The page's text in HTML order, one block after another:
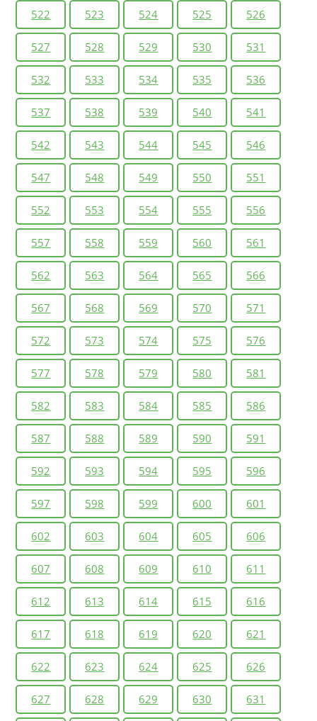
522 523 524 525 526
527 528 529 530 531
532 533 534 535 536
537 538 539 540 541
542 543 544 545 546
547 548 549 550 551
552 553 554 555 556
557 558 559 560 561
562 563 564 565 566
567 568 569 570 571
572 573 574 575 576
577 578 579 580 581
582 583 584 585 586
587 588 589 590 591
592 593 594 595 596
597 598 599 600 601
602 603 604 605 606
607 608 609 610 611
612 613 614 615 616
617 618 619 620 621
622 623 624 625 626
627 628 629 630 631